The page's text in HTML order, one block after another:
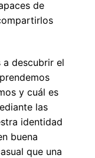
de
a descubrir el
y cuál es
las
identidad
buena
que una